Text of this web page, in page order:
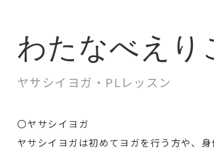
わたなべえり
ヤサシイヨガ・PLレッスン
〇ヤサシイヨガ
ヤサシイヨガは初めてヨガを行う方や、